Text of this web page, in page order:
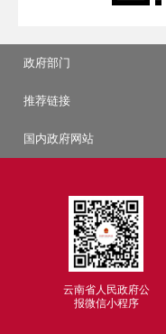
政府部门
推荐链接
国内政府网站
云南省人民政府公
报微信小程序